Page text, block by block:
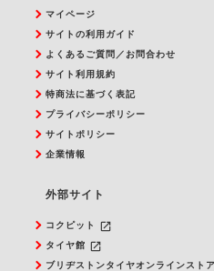
マイページ
サイトの利用ガイド
よくあるご質問／お問合わせ
サイト利用規約
特商法に基づく表記
プライバシーポリシー
サイトポリシー
企業情報
外部サイト
コクピット launch
タイヤ館 launch
ブリヂストンタイヤオンラインストア